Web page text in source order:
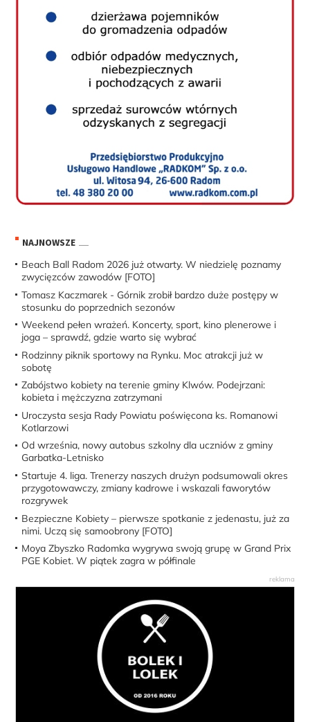
NAJNOWSZE
Beach Ball Radom 2026 już otwarty. W niedzielę poznamy
zwycięzców zawodów [FOTO]
Tomasz Kaczmarek - Górnik zrobił bardzo duże postępy w
stosunku do poprzednich sezonów
Weekend pełen wrażeń. Koncerty, sport, kino plenerowe i
joga – sprawdź, gdzie warto się wybrać
Rodzinny piknik sportowy na Rynku. Moc atrakcji już w
sobotę
Zabójstwo kobiety na terenie gminy Klwów. Podejrzani:
kobieta i mężczyzna zatrzymani
Uroczysta sesja Rady Powiatu poświęcona ks. Romanowi
Kotlarzowi
Od września, nowy autobus szkolny dla uczniów z gminy
Garbatka-Letnisko
Startuje 4. liga. Trenerzy naszych drużyn podsumowali okres
przygotowawczy, zmiany kadrowe i wskazali faworytów
rozgrywek
Bezpieczne Kobiety – pierwsze spotkanie z jedenastu, już za
nimi. Uczą się samoobrony [FOTO]
Moya Zbyszko Radomka wygrywa swoją grupę w Grand Prix
PGE Kobiet. W piątek zagra w półfinale